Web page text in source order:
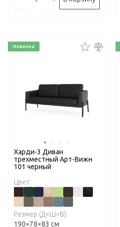
Новинка
Харди-3 Диван
трехместный Арт-Вижн
101 черный
Цвет:
Размер (Д×Ш×В):
190×78×83 см